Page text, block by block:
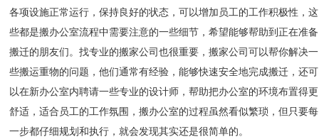
各项设施正常运行，保持良好的状态，可以增加员工的工作积极性，这
些都是搬办公室流程中需要注意的一些细节，希望能够帮助到正在准备
搬迁的朋友们。找专业的搬家公司也很重要，搬家公司可以帮你解决一
些搬运重物的问题，他们通常有经验，能够快速安全地完成搬迁，还可
以在新办公室内聘请一些专业的设计师，帮助把办公室的环境布置得更
舒适，适合员工的工作氛围，搬办公室的过程虽然看似繁琐，但只要每
一步都仔细规划和执行，就会发现其实还是很简单的。